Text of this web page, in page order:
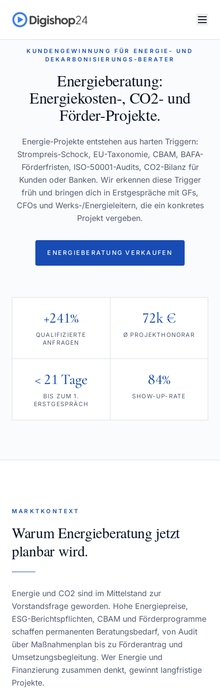
KUNDENGEWINNUNG FÜR ENERGIE- UND
DEKARBONISIERUNGS-BERATER
Energieberatung:
Energiekosten-, CO2- und
Förder-Projekte.
Energie-Projekte entstehen aus harten Triggern:
Strompreis-Schock, EU-Taxonomie, CBAM, BAFA-
Förderfristen, ISO-50001-Audits, CO2-Bilanz für
Kunden oder Banken. Wir erkennen diese Trigger
früh und bringen dich in Erstgespräche mit GFs,
CFOs und Werks-/Energieleitern, die ein konkretes
Projekt vergeben.
ENERGIEBERATUNG VERKAUFEN
+241%
QUALIFIZIERTE
ANFRAGEN
72k €
Ø PROJEKTHONORAR
< 21 Tage
BIS ZUM 1.
ERSTGESPRÄCH
84%
SHOW-UP-RATE
MARKTKONTEXT
WarumEnergieberatung jetzt
planbar wird.
Energie und CO2 sind im Mittelstand zur
Vorstandsfrage geworden. Hohe Energiepreise,
ESG-Berichtspflichten, CBAM und Förderprogramme
schaffen permanenten Beratungsbedarf, von Audit
über Maßnahmenplan bis zu Förderantrag und
Umsetzungsbegleitung. Wer Energie und
Finanzierung zusammen denkt, gewinnt langfristige
Projekte.